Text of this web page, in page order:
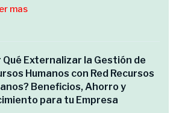
mas
Qué Externalizar la Gestión de
Humanos con Red Recursos
Beneficios, Ahorro y
para tu Empresa